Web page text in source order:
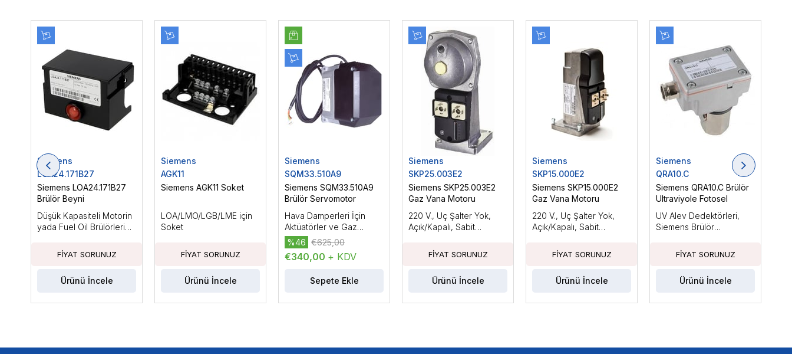
Siemens
LOA24.171B27
Siemens LOA24.171B27
Brülör Beyni
Düşük Kapasiteli Motorin
yada Fuel Oil Brülörleri
Ürünü İncele
Siemens
AGK11
Siemens AGK11 Soket
LOA/LMO/LGB/LME için
Soket
Ürünü İncele
Siemens
SQM33.510A9
Siemens SQM33.510A9
Brülör Servomotor
Hava Damperleri İçin
Aktüatörler ve Gaz
Damperleri, Elektromotor
Aktüatörler, AC/DC 24
V.Tutma Torku:3Nm,
€340,00 + KDV
%46 €625,00
Sepete Ekle
Siemens
SKP25.003E2
Siemens SKP25.003E2
Gaz Vana Motoru
220 V., Uç Şalter Yok,
Açık/Kapalı, Sabit
Kadar Basınç Regülatörlü
Ürünü İncele
Siemens
SKP15.000E2
Siemens SKP15.000E2
Gaz Vana Motoru
220 V., Uç Şalter Yok,
Açık/Kapalı, Sabit
Ürünü İncele
Siemens
QRA10.C
Siemens QRA10.C Brülör
Ultraviyole Fotosel
UV Alev Dedektörleri,
Siemens Brülör
İçin Tasarlanmıştır
Ürünü İncele